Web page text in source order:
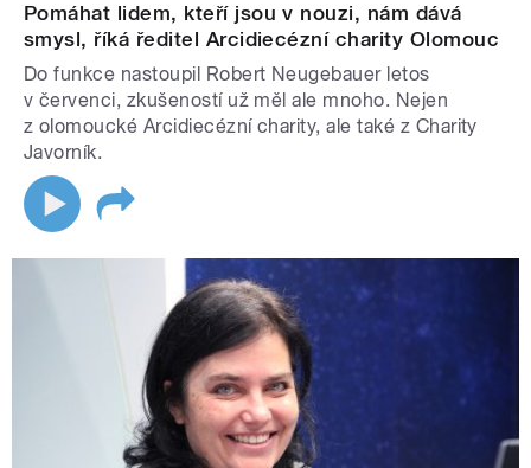
Pomáhat lidem, kteří jsou v nouzi, nám dává
smysl, říká ředitel Arcidiecézní charity Olomouc
Do funkce nastoupil Robert Neugebauer letos
v červenci, zkušeností už měl ale mnoho. Nejen
z olomoucké Arcidiecézní charity, ale také z Charity
Javorník.